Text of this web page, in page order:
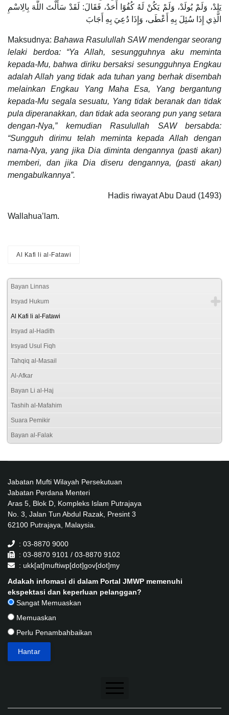
يَلِدْ، وَلَمْ يُولَدْ، وَلَمْ يَكُنْ لَهُ كُفُوًا أَحَدٌ، فَقَالَ: لَقَدْ سَأَلْتَ اللَّهَ بِالِاسْمِ
الَّذِي إِذَا سُئِلَ بِهِ أَعْطَى، وَإِذَا دُعِيَ بِهِ أَجَابَ
Maksudnya: Bahawa Rasulullah SAW mendengar seorang
lelaki berdoa: “Ya Allah, sesungguhnya aku meminta
kepada-Mu, bahwa diriku bersaksi sesungguhnya Engkau
adalah Allah yang tidak ada tuhan yang berhak disembah
melainkan Engkau Yang Maha Esa, Yang bergantung
kepada-Mu segala sesuatu, Yang tidak beranak dan tidak
pula diperanakkan, dan tidak ada seorang pun yang setara
dengan-Nya,” kemudian Rasulullah SAW bersabda:
“Sungguh dirimu telah meminta kepada Allah dengan
nama-Nya, yang jika Dia diminta dengannya (pasti akan)
memberi, dan jika Dia diseru dengannya, (pasti akan)
mengabulkannya”.
Hadis riwayat Abu Daud (1493)
Wallahua’lam.
Al Kafi li al-Fatawi
Bayan Linnas
Irsyad Hukum
Al Kafi li al-Fatawi
Irsyad al-Hadith
Irsyad Usul Fiqh
Tahqiq al-Masail
Al-Afkar
Bayan Li al-Haj
Tashih al-Mafahim
Suara Pemikir
Bayan al-Falak
Jabatan Mufti Wilayah Persekutuan
Jabatan Perdana Menteri
Aras 5, Blok D, Kompleks Islam Putrajaya
No. 3, Jalan Tun Abdul Razak, Presint 3
62100 Putrajaya, Malaysia.
: 03-8870 9000
: 03-8870 9101 / 03-8870 9102
: ukk[at]muftiwp[dot]gov[dot]my
Adakah infomasi di dalam Portal JMWP memenuhi
ekspektasi dan keperluan pelanggan?
Sangat Memuaskan
Memuaskan
Perlu Penambahbaikan
Penafian